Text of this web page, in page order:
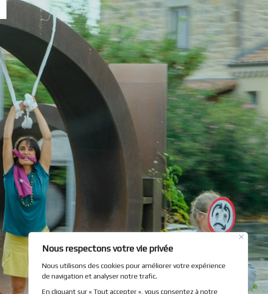
Nous respectons votre vie privée
Nous utilisons des cookies pour améliorer votre expérience
de navigation et analyser notre trafic.
En cliquant sur « Tout accepter », vous consentez à notre